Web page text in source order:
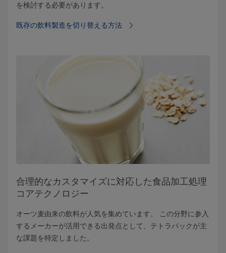
を検討する必要があります。
既存の飲料製造を切り替える方法
合理的なカスタマイズに対応した食品加工処理
コアテクノロジー
オーツ麦由来の飲料が人気を集めています。 この分野に参入
するメーカーが活用できる出発点として、テトラパックが主
な課題を特定しました。